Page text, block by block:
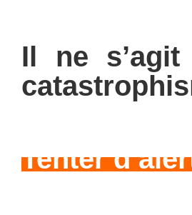
Il ne
Tenter